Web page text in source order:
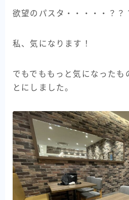
欲望のパスタ・・・・・？？
私、気になります！
でもでももっと気になったも
とにしました。